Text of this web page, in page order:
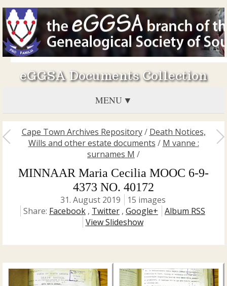
eGGSA Documents Collection
MENU
Cape Town Archives Repository/ Death Notices,
Wills and other estate documents / M vanne :
surnames M /
MINNAAR Maria Cecilia MOOC 6-9-
4373 NO. 40172
31. August 2019
15 images
Share: Facebook , Twitter , Google+
Album RSS
View Slideshow